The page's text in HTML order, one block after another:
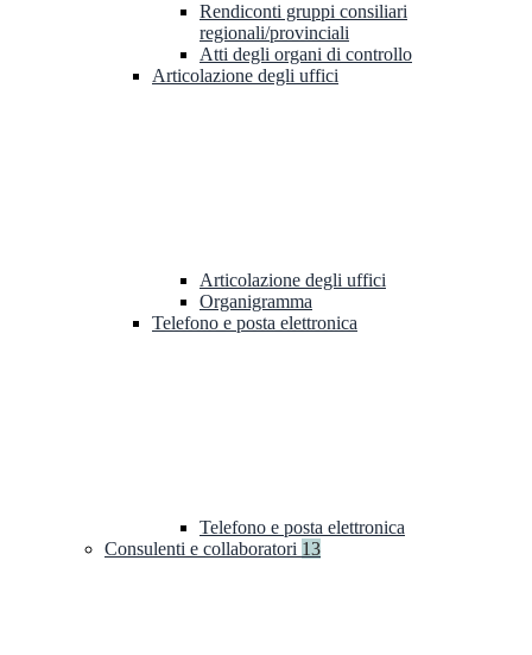
Rendiconti gruppi consiliari
regionali/provinciali
Atti degli organi di controllo
Articolazione degli uffici
Articolazione degli uffici
Organigramma
Telefono e posta elettronica
Telefono e posta elettronica
Consulenti e collaboratori 13